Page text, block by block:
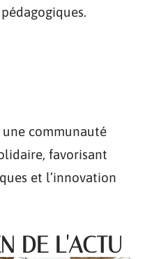
une communauté
favorisant
et l’innovation
DE L'ACTU